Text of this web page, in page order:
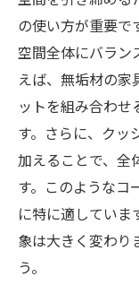
の使い方が重要で
空間全体にバラン
えば、無垢材の家
ットを組み合わ
す。さらに、クッ
加えることで、全
す。このようなコ
に特に適していま
象は大きく変わり
う。